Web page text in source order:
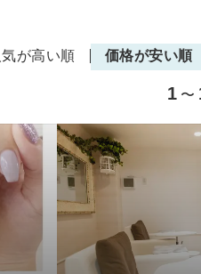
気が高い順 価格が安い順
1 〜